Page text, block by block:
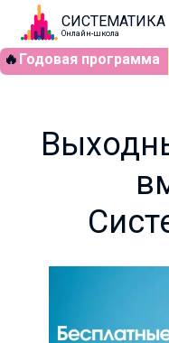
СИСТЕМАТИКА
Онлайн-школа
🔥 Годовая программа